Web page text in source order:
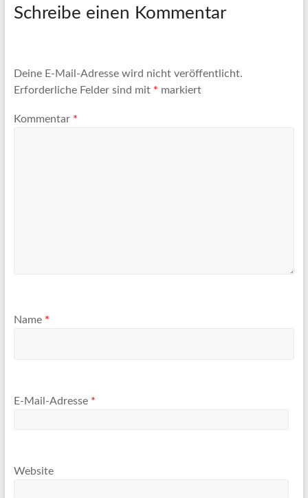
Schreibe einen Kommentar
Deine E-Mail-Adresse wird nicht veröffentlicht.
Erforderliche Felder sind mit * markiert
Kommentar *
Name *
E-Mail-Adresse *
Website